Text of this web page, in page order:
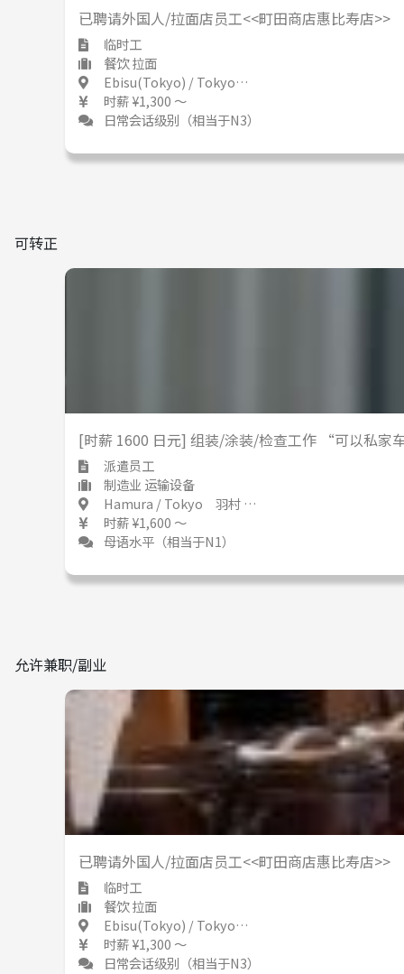
已聘请外国人/拉面店员工<<町田商店惠比寿店>>
临时工
餐饮 拉面
Ebisu(Tokyo) / Tokyo 恵比寿 / 東京都
时薪 ¥1,300 ～
日常会话级别（相当于N3）
可转正
[时薪 1600 日元] 组装/涂装/检查工作 “可以私
派遣员工
制造业 运输设备
Hamura / Tokyo 羽村 / 東京都
时薪 ¥1,600 ～
母语水平（相当于N1）
允许兼职/副业
已聘请外国人/拉面店员工<<町田商店惠比寿店>>
临时工
餐饮 拉面
Ebisu(Tokyo) / Tokyo 恵比寿 / 東京都
时薪 ¥1,300 ～
日常会话级别（相当于N3）